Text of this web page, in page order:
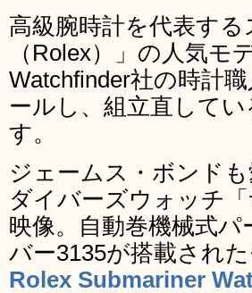
高級腕時計を代表す
（Rolex）」の人気
Watchfinder社の時計
ールし、組立直して
す。
ジェームス・ボンド
ダイバーズウォッチ
映像。自動巻機械式
バー3135が搭載された
Rolex Submariner